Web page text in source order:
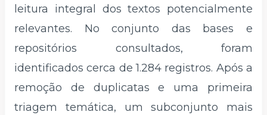
leitura integral dos textos potencialmente
relevantes. No conjunto das bases e
repositórios consultados, foram
identificados cerca de 1.284 registros. Após a
remoção de duplicatas e uma primeira
triagem temática, um subconjunto mais